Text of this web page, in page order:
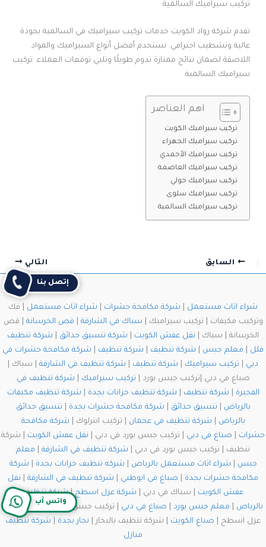
تركيب سيراميك السالمية
تقدم شركة رواد الكويت خدمات تركيب سيراميك في السالمية بجودة
عالية وتشطيب احترافي. نستخدم أفضل أنواع السيراميك والمواد
اللاصقة لضمان نتائج ممتازة تدوم طويلًا وتلبي توقعات العملاء. تركيب
سيراميك السالمية
اهم العناصر
تركيب سيراميك الكويت
تركيب سيراميك الجهراء
تركيب سيراميك الأحمدي
تركيب سيراميك العاصمة
تركيب سيراميك حولي
تركيب سيراميك سلوى
تركيب سيراميك السالمية
السابق التالي
شراء اثاث مستعمل شركة مكافحة حشرات شراء اثاث مستعمل | فك
وتركيب مكيفات | تركيب سيراميك | سباك في الشارقة قص الخرسانة | قص
الخرسانة | سباك | نقل عفش الكويت شركة تنسيق حدائق
شركة تنظيف
فلل
معلم جبس شركة تنظيف شركة تنظيف
شركة مكافحة حشرات في
دبي
تركيب سيراميك شركة تنظيف شركة تنظيف في الشارقة | سباك |
صباغ في دبي |تركيب جبس بورد | تركيب سيراميك
شركة تنظيف في
الفجيرة
شركة تنظيف شركة تنظيف خزانات بجدة
شركة تنظيف مكيفات
بالرياض
تنسيق حدائق شركة مكافحة حشرات بجدة
تنسيق حدائق
بالرياض
شركة تنظيف في عجمان | تركيب انترلوك | شركة مكافحة
حشرات
صباغ في دبي | تركيب جبس بورد في دبي | نقل عفش الكويت | شركة
تنظيف | تركيب جبس بورد في دبي | شركة تنظيف في الشارقة
معلم
جبس
شراء اثاث مستعمل بالرياض شركه تنظيف خزانات بجدة
شركة
مكافحة حشرات بجدة
صباغ في ابوظبي شركة تنظيف في الشارقة
نقل
عفش الكويت | سباك في دبي | شركة عزل اسطح|شركة تنظيف
بالرياض
معلم جبس بورد صباغ في دبي
| تركيب جبس بورد في دبي | شركة
عزل اسطح | صباغ الكويت | شركة تنظيف بالبخار | نجار بجدة
شركة تنظيف
منازل
واتس آب
إتصل بنا